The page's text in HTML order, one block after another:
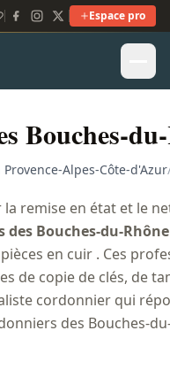
Espace pro
Bouches-
Alpes-Côte-d'Azur
remise en état et le
des Bouches-du-Rhône
en cuir . Ces
de copie de clés, de
cordonnier qui
des Bouches-